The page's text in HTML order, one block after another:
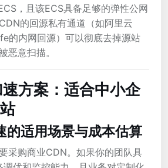
，且该ECS具备足够的弹性公网
的回源私有通道（如阿里云
的内网回源）可以彻底去掉源站
恶意扫描。
方案：适合中小企
的适用场景与成本估算
采购商业CDN。如果你的团队具